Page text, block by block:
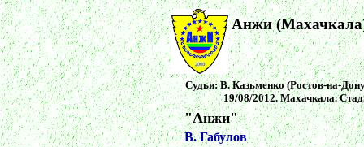
Анжи
Судьи: В. Казьменко (Ростов-на-
19/08/2012. Махачкала.
"Анжи"
В. Габулов